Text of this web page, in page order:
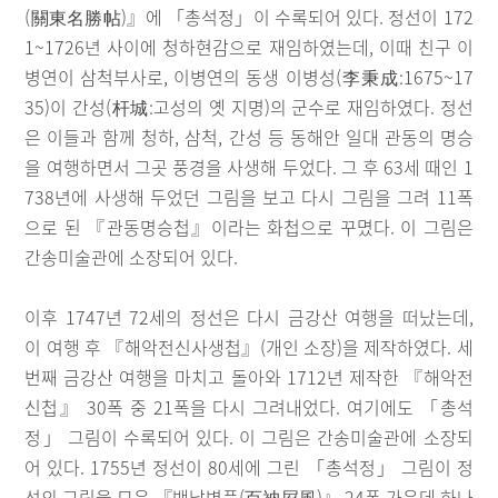
(關東名勝帖)』에 「총석정」이 수록되어 있다. 정선이 172
1~1726년 사이에 청하현감으로 재임하였는데, 이때 친구 이
병연이 삼척부사로, 이병연의 동생 이병성(李秉成:1675~17
35)이 간성(杆城:고성의 옛 지명)의 군수로 재임하였다. 정선
은 이들과 함께 청하, 삼척, 간성 등 동해안 일대 관동의 명승
을 여행하면서 그곳 풍경을 사생해 두었다. 그 후 63세 때인 1
738년에 사생해 두었던 그림을 보고 다시 그림을 그려 11폭
으로 된 『관동명승첩』이라는 화첩으로 꾸몄다. 이 그림은
간송미술관에 소장되어 있다.
이후 1747년 72세의 정선은 다시 금강산 여행을 떠났는데,
이 여행 후 『해악전신사생첩』(개인 소장)을 제작하였다. 세
번째 금강산 여행을 마치고 돌아와 1712년 제작한 『해악전
신첩』 30폭 중 21폭을 다시 그려내었다. 여기에도 「총석
정」 그림이 수록되어 있다. 이 그림은 간송미술관에 소장되
어 있다. 1755년 정선이 80세에 그린 「총석정」 그림이 정